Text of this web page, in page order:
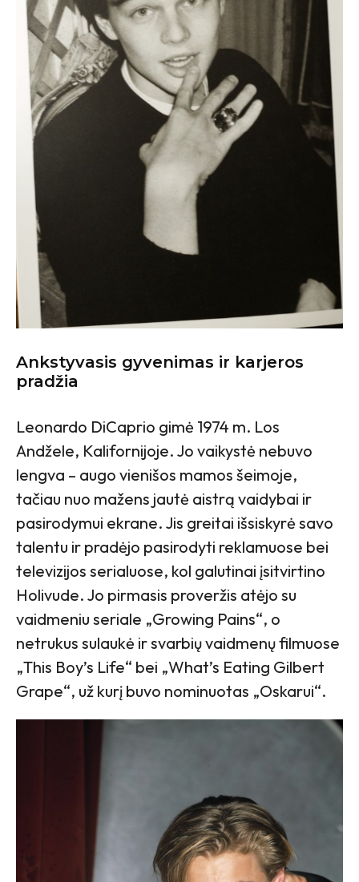
Ankstyvasis gyvenimas ir karjeros
pradžia
Leonardo DiCaprio gimė 1974 m. Los
Andžele, Kalifornijoje. Jo vaikystė nebuvo
lengva – augo vienišos mamos šeimoje,
tačiau nuo mažens jautė aistrą vaidybai ir
pasirodymui ekrane. Jis greitai išsiskyrė savo
talentu ir pradėjo pasirodyti reklamuose bei
televizijos serialuose, kol galutinai įsitvirtino
Holivude. Jo pirmasis proveržis atėjo su
vaidmeniu seriale „Growing Pains“, o
netrukus sulaukė ir svarbių vaidmenų filmuose
„This Boy’s Life“ bei „What’s Eating Gilbert
Grape“, už kurį buvo nominuotas „Oskarui“.